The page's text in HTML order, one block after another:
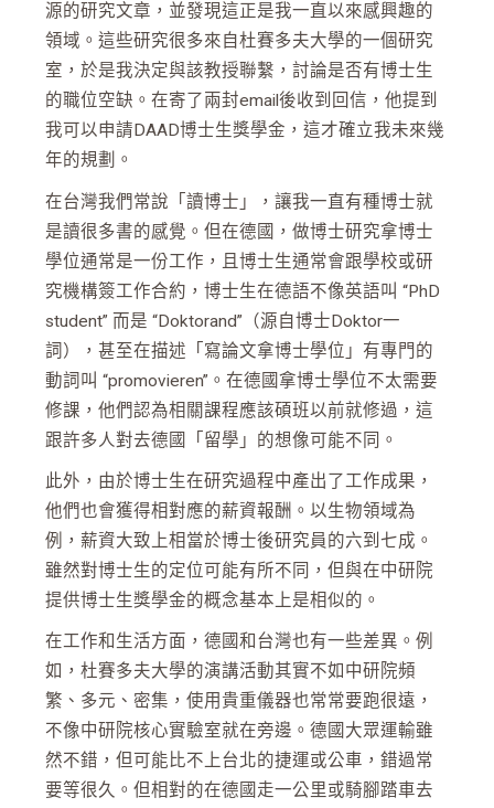
源的研究文章，並發現這正是我一直以來感興趣的
領域。這些研究很多來自杜賽多夫大學的一個研究
室，於是我決定與該教授聯繫，討論是否有博士生
的職位空缺。在寄了兩封email後收到回信，他提到
我可以申請DAAD博士生獎學金，這才確立我未來幾
年的規劃。
在台灣我們常說「讀博士」，讓我一直有種博士就
是讀很多書的感覺。但在德國，做博士研究拿博士
學位通常是一份工作，且博士生通常會跟學校或研
究機構簽工作合約，博士生在德語不像英語叫 “PhD
student” 而是 “Doktorand”（源自博士Doktor一
詞），甚至在描述「寫論文拿博士學位」有專門的
動詞叫 “promovieren”。在德國拿博士學位不太需要
修課，他們認為相關課程應該碩班以前就修過，這
跟許多人對去德國「留學」的想像可能不同。
此外，由於博士生在研究過程中產出了工作成果，
他們也會獲得相對應的薪資報酬。以生物領域為
例，薪資大致上相當於博士後研究員的六到七成。
雖然對博士生的定位可能有所不同，但與在中研院
提供博士生獎學金的概念基本上是相似的。
在工作和生活方面，德國和台灣也有一些差異。例
如，杜賽多夫大學的演講活動其實不如中研院頻
繁、多元、密集，使用貴重儀器也常常要跑很遠，
不像中研院核心實驗室就在旁邊。德國大眾運輸雖
然不錯，但可能比不上台北的捷運或公車，錯過常
要等很久。但相對的在德國走一公里或騎腳踏車去